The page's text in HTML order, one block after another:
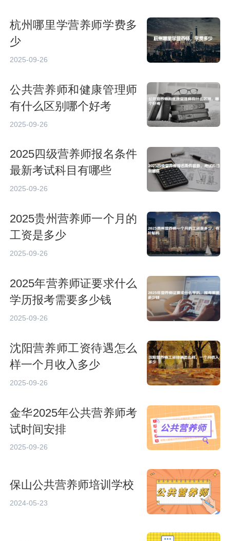
杭州哪里学营养师学费多
少
2025-09-26
公共营养师和健康管理师
有什么区别哪个好考
2025-09-26
2025四级营养师报名条件
最新考试科目有哪些
2025-09-26
2025贵州营养师一个月的
工资是多少
2025-09-26
2025年营养师证要求什么
学历报考需要多少钱
2025-09-26
沈阳营养师工资待遇怎么
样一个月收入多少
2025-09-26
金华2025年公共营养师考
试时间安排
2025-09-26
保山公共营养师培训学校
2024-05-23